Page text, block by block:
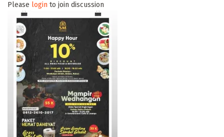
Please login to join discussion